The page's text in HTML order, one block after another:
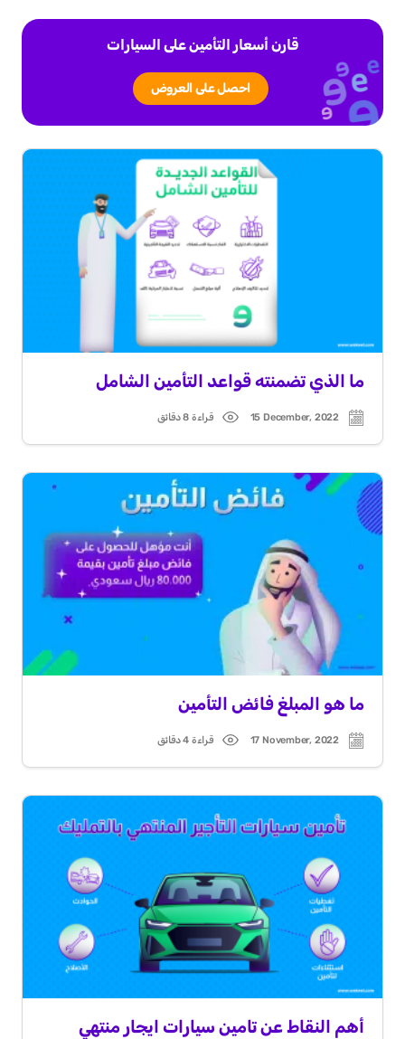
قارن أسعار التأمين على السيارات
احصل على العروض
ما الذي تضمنته قواعد التأمين الشامل
Post
date
15 December, 2022
Read
time
قراءة 8 دقائق
ما هو المبلغ فائض التأمين
Post
date
17 November, 2022
Read
time
قراءة 4 دقائق
أهم النقاط عن تامين سيارات ايجار منتهي